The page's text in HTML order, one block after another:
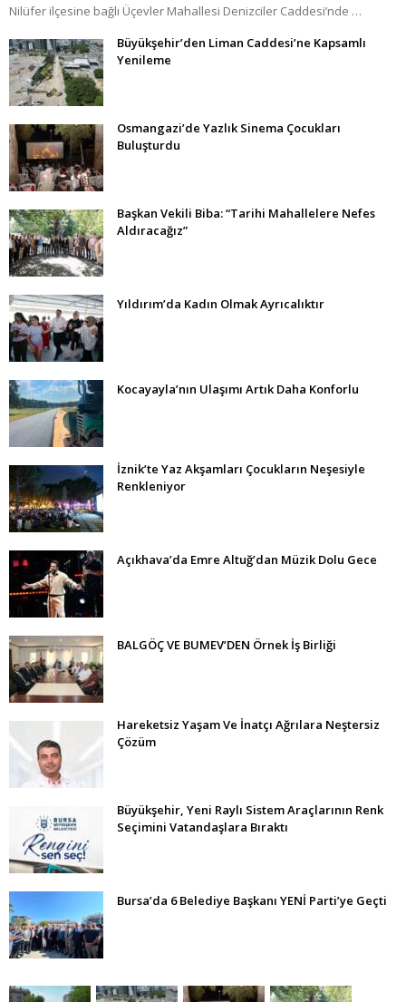
Nilüfer ilçesine bağlı Üçevler Mahallesi Denizciler Caddesi’nde …
Büyükşehir’den Liman Caddesi’ne Kapsamlı
Yenileme
Osmangazi’de Yazlık Sinema Çocukları
Buluşturdu
Başkan Vekili Biba: “Tarihi Mahallelere Nefes
Aldıracağız”
Yıldırım’da Kadın Olmak Ayrıcalıktır
Kocayayla’nın Ulaşımı Artık Daha Konforlu
İznik’te Yaz Akşamları Çocukların Neşesiyle
Renkleniyor
Açıkhava’da Emre Altuğ’dan Müzik Dolu Gece
BALGÖÇ VE BUMEV’DEN Örnek İş Birliği
Hareketsiz Yaşam Ve İnatçı Ağrılara Neştersiz
Çözüm
Büyükşehir, Yeni Raylı Sistem Araçlarının Renk
Seçimini Vatandaşlara Bıraktı
Bursa’da 6 Belediye Başkanı YENİ Parti’ye Geçti